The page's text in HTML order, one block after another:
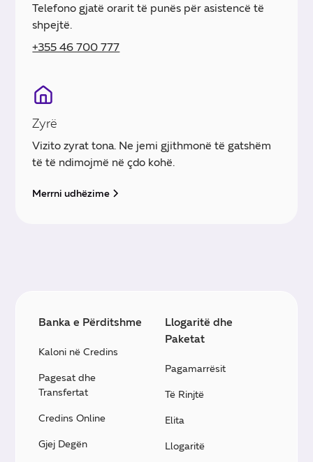
Telefono gjatë orarit të punës për asistencë të
shpejtë.
+355 46 700 777
Zyrë
Vizito zyrat tona. Ne jemi gjithmonë të gatshëm
të të ndimojmë në çdo kohë.
Merrni udhëzime
Banka e Përditshme
Kaloni në Credins
Pagesat dhe
Transfertat
Credins Online
Gjej Degën
Llogaritë dhe
Paketat
Pagamarrësit
Të Rinjtë
Elita
Llogaritë